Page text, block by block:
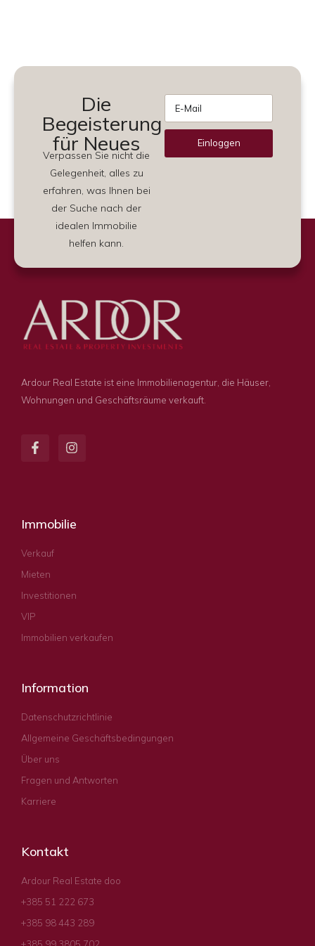
Die
Begeisterung
für Neues
Verpassen Sie nicht die
Gelegenheit, alles zu
erfahren, was Ihnen bei
der Suche nach der
idealen Immobilie
helfen kann.
Einloggen
Ardour Real Estate ist eine Immobilienagentur, die Häuser,
Wohnungen und Geschäftsräume verkauft.
Immobilie
Verkauf
Mieten
Investitionen
VIP
Immobilien verkaufen
Information
Datenschutzrichtlinie
Allgemeine Geschäftsbedingungen
Über uns
Fragen und Antworten
Karriere
Kontakt
Ardour Real Estate doo
+385 51 222 673
+385 98 443 289